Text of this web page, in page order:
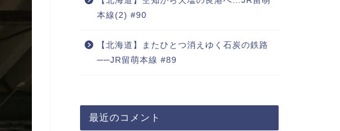
本線(2) #90
【北海道】またひとつ消えゆく石炭の鉄路
──JR留萌本線 #89
最近のコメント